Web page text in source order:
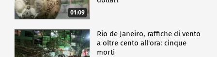
01:09
Rio de Janeiro, raffiche di vento
a oltre cento all'ora: cinque
morti